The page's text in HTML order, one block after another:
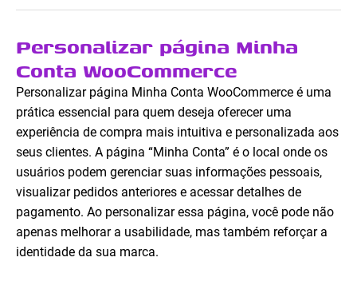
Personalizar página Minha
Conta WooCommerce
Personalizar página Minha Conta WooCommerce é uma
prática essencial para quem deseja oferecer uma
experiência de compra mais intuitiva e personalizada aos
seus clientes. A página “Minha Conta” é o local onde os
usuários podem gerenciar suas informações pessoais,
visualizar pedidos anteriores e acessar detalhes de
pagamento. Ao personalizar essa página, você pode não
apenas melhorar a usabilidade, mas também reforçar a
identidade da sua marca.